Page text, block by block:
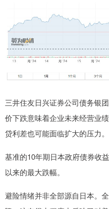
三井住友日兴证券公司债务银
价下跌意味着企业未来经营业
贷利差也可能面临扩大的压力
基准的10年期日本政府债券收
以来的最大跌幅。
避险情绪并非全部源自日本。